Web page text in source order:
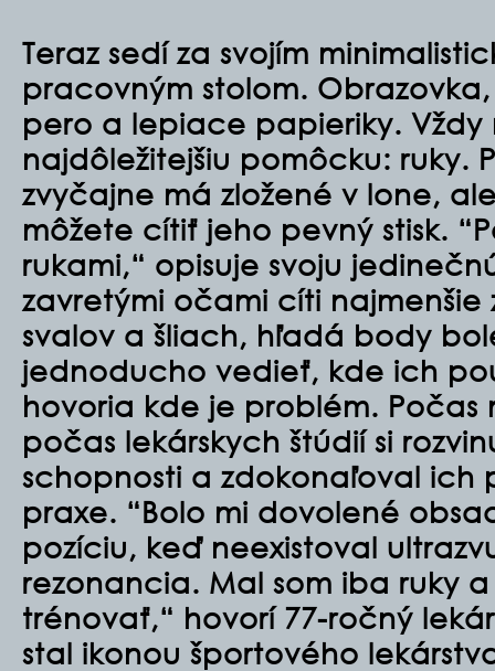
Teraz sedí za svojím
pracovným stolom.
pero a lepiace papieriky. Vždy
najdôležitejšiu pomôcku: ruky.
zvyčajne má zložené v lone,
môžete cítiť jeho pevný stisk.
rukami,“ opisuje svoju
zavretými očami cíti najmenšie
svalov a šliach, hľadá body
jednoducho vedieť, kde ich
hovoria kde je problém. Počas
počas lekárskych štúdií si
schopnosti a zdokonaľoval ich
praxe. “Bolo mi dovolené
pozíciu, keď neexistoval
rezonancia. Mal som iba ruky
trénovať,“ hovorí 77-ročný
stal ikonou športového